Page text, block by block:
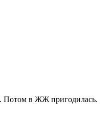
Потом в ЖЖ пригодилась.